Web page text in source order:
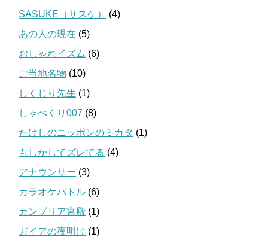
SASUKE（サスケ）
(4)
あの人の現在 (5)
おしゃれイズム (6)
ご当地名物 (10)
しくじり先生 (1)
しゃべくり007 (8)
たけしのニッポンのミカタ (1)
もしかしてズレてる (4)
アナウンサー (3)
カラオケバトル (6)
カンブリア宮殿 (1)
ガイアの夜明け (1)